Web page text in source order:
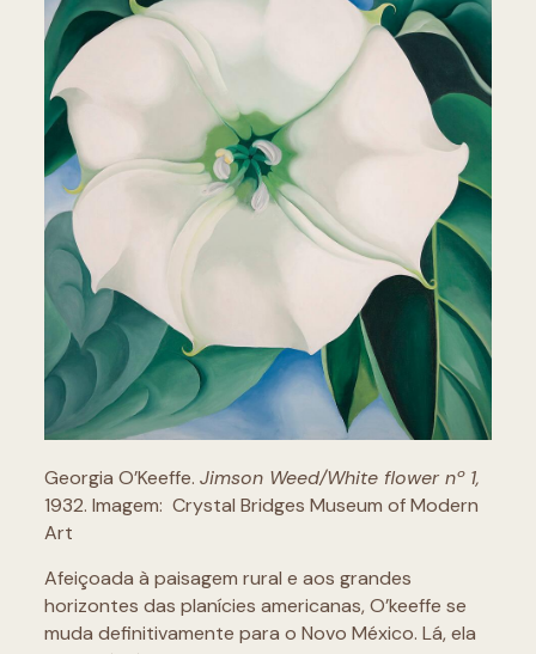
Georgia O’Keeffe. Jimson Weed/White flower nº 1,
1932. Imagem: Crystal Bridges Museum of Modern
Art
Afeiçoada à paisagem rural e aos grandes
horizontes das planícies americanas, O’keeffe se
muda definitivamente para o Novo México. Lá, ela